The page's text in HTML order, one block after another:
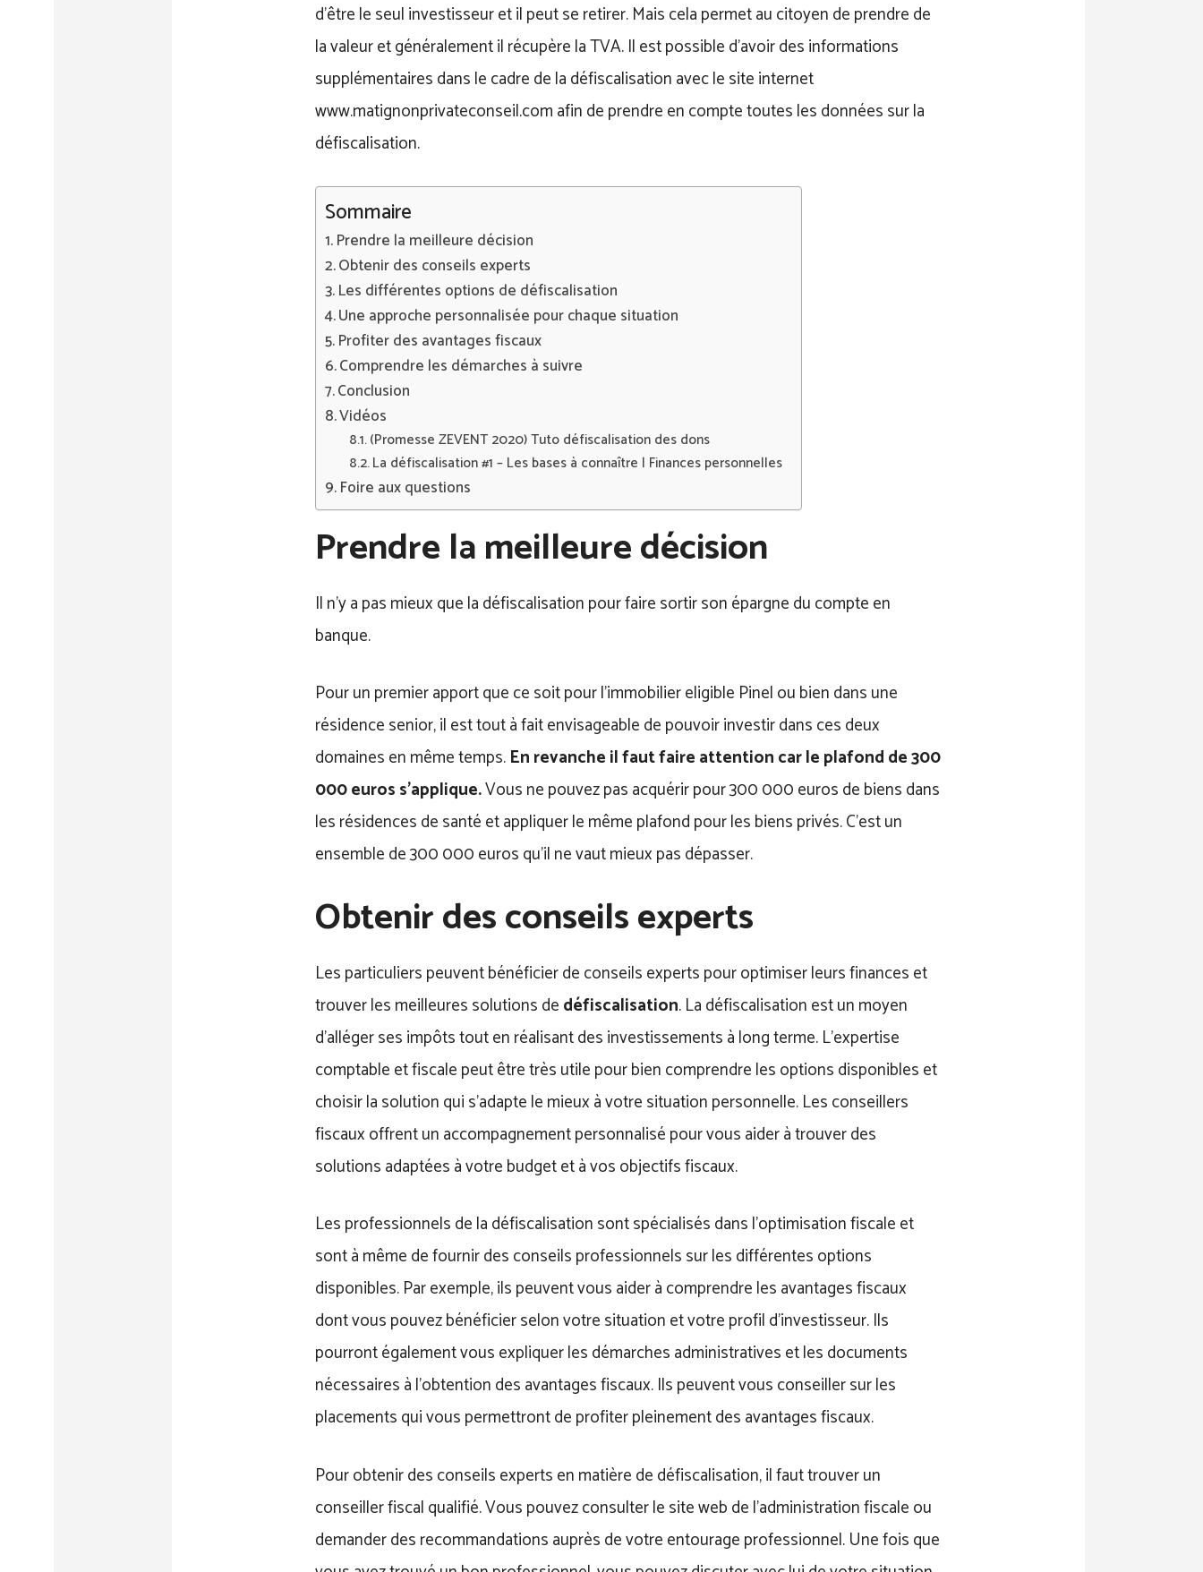
d’être le seul investisseur et il peut se retirer. Mais cela permet au citoyen de prendre de
la valeur et généralement il récupère la TVA. Il est possible d’avoir des informations
supplémentaires dans le cadre de la défiscalisation avec le site internet
www.matignonprivateconseil.com afin de prendre en compte toutes les données sur la
défiscalisation.
Sommaire
Prendre la meilleure décision
Obtenir des conseils experts
Les différentes options de défiscalisation
Une approche personnalisée pour chaque situation
Profiter des avantages fiscaux
Comprendre les démarches à suivre
Conclusion
Vidéos
(Promesse ZEVENT 2020) Tuto défiscalisation des dons
La défiscalisation #1 – Les bases à connaître | Finances personnelles
Foire aux questions
Prendre la meilleure décision
Il n’y a pas mieux que la défiscalisation pour faire sortir son épargne du compte en
banque.
Pour un premier apport que ce soit pour l’immobilier eligible Pinel ou bien dans une
résidence senior, il est tout à fait envisageable de pouvoir investir dans ces deux
domaines en même temps.En revanche il faut faire attention car le plafond de 300
000 euros s’applique.Vous ne pouvez pas acquérir pour 300 000 euros de biens dans
les résidences de santé et appliquer le même plafond pour les biens privés. C’est un
ensemble de 300 000 euros qu’il ne vaut mieux pas dépasser.
Obtenir des conseils experts
Les particuliers peuvent bénéficier de conseils experts pour optimiser leurs finances et
trouver les meilleures solutions dedéfiscalisation. La défiscalisation est un moyen
d’alléger ses impôts tout en réalisant des investissements à long terme. L’expertise
comptable et fiscale peut être très utile pour bien comprendre les options disponibles et
choisir la solution qui s’adapte le mieux à votre situation personnelle. Les conseillers
fiscaux offrent un accompagnement personnalisé pour vous aider à trouver des
solutions adaptées à votre budget et à vos objectifs fiscaux.
Les professionnels de la défiscalisation sont spécialisés dans l’optimisation fiscale et
sont à même de fournir des conseils professionnels sur les différentes options
disponibles. Par exemple, ils peuvent vous aider à comprendre les avantages fiscaux
dont vous pouvez bénéficier selon votre situation et votre profil d’investisseur. Ils
pourront également vous expliquer les démarches administratives et les documents
nécessaires à l’obtention des avantages fiscaux. Ils peuvent vous conseiller sur les
placements qui vous permettront de profiter pleinement des avantages fiscaux.
Pour obtenir des conseils experts en matière de défiscalisation, il faut trouver un
conseiller fiscal qualifié. Vous pouvez consulter le site web de l’administration fiscale ou
demander des recommandations auprès de votre entourage professionnel. Une fois que